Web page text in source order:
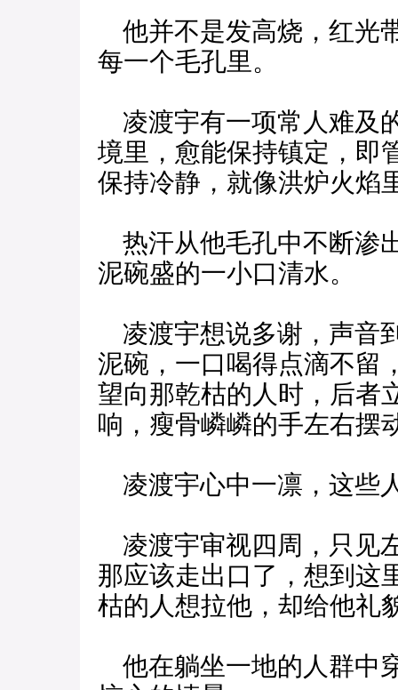
他并不是发高烧，红光
每一个毛孔里。
凌渡宇有一项常人难及
境里，愈能保持镇定，即
保持冷静，就像洪炉火焰
热汗从他毛孔中不断渗
泥碗盛的一小口清水。
凌渡宇想说多谢，声音
泥碗，一口喝得点滴不留
望向那乾枯的人时，后者
响，瘦骨嶙嶙的手左右摆
凌渡宇心中一凛，这些
凌渡宇审视四周，只见
那应该走出口了，想到这
枯的人想拉他，却给他礼
他在躺坐一地的人群中